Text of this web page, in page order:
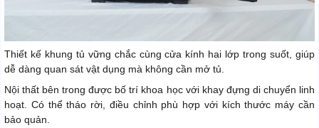
Thiết kế khung tủ vững chắc cùng cửa kính hai lớp trong suốt, giúp
dễ dàng quan sát vật dụng mà không cần mở tủ.
Nội thất bên trong được bố trí khoa học với khay đựng di chuyển linh
hoạt. Có thể tháo rời, điều chỉnh phù hợp với kích thước máy cần
bảo quản.